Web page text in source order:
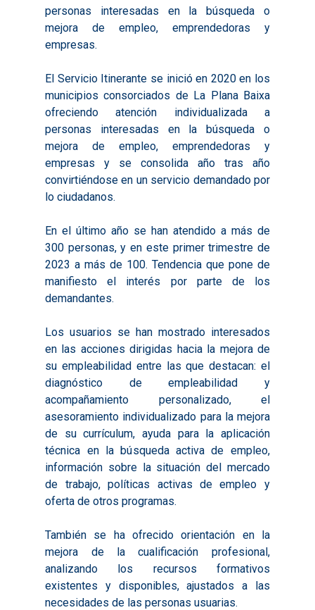
personas interesadas en la búsqueda o
mejora de empleo, emprendedoras y
empresas.
El Servicio Itinerante se inició en 2020 en los
municipios consorciados de La Plana Baixa
ofreciendo atención individualizada a
personas interesadas en la búsqueda o
mejora de empleo, emprendedoras y
empresas y se consolida año tras año
convirtiéndose en un servicio demandado por
lo ciudadanos.
En el último año se han atendido a más de
300 personas, y en este primer trimestre de
2023 a más de 100. Tendencia que pone de
manifiesto el interés por parte de los
demandantes.
Los usuarios se han mostrado interesados
en las acciones dirigidas hacia la mejora de
su empleabilidad entre las que destacan: el
diagnóstico de empleabilidad y
acompañamiento personalizado, el
asesoramiento individualizado para la mejora
de su currículum, ayuda para la aplicación
técnica en la búsqueda activa de empleo,
información sobre la situación del mercado
de trabajo, políticas activas de empleo y
oferta de otros programas.
También se ha ofrecido orientación en la
mejora de la cualificación profesional,
analizando los recursos formativos
existentes y disponibles, ajustados a las
necesidades de las personas usuarias.
Inicio
Presentación
Qué es Avalem
Misiones
Diagnósticos
Valoración de
Experimentales
Procesos de
Territorial
Publicaciones
2017
2018
2019
Infografías 2021
Infografías 2022
Infografías 2023
Pactos por el
LABORA
Documentación